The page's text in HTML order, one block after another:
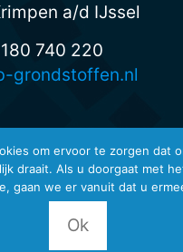
a/d IJssel
740 220
grondstoffen.nl
& B Grondstoffen -
en
om ervoor te zorgen dat
draait. Als u doorgaat met
gaan we er vanuit dat u
Ok